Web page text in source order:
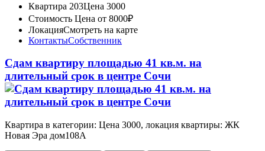
Квартира 203Цена 3000
Стоимость Цена от 8000₽
ЛокацияСмотреть на карте
КонтактыСобственник
Сдам квартиру площадью 41 кв.м. на
длительный срок в центре Сочи
Квартира в категории: Цена 3000, локация квартиры: ЖК
Новая Эра дом108А